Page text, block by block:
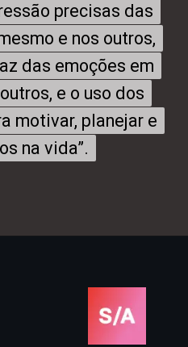
precisas das
e nos outros,
das emoções em
e o uso dos
motivar, planejar e
na vida”.
precisas das
e nos outros,
das emoções em
e o uso dos
motivar, planejar e
na vida”.